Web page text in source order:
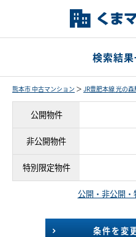
検索結
熊本市 中古マンション ＞ JR豊肥本線 光の
公開物件
非公開物件
特別限定物件
公開・非公開
条件を変